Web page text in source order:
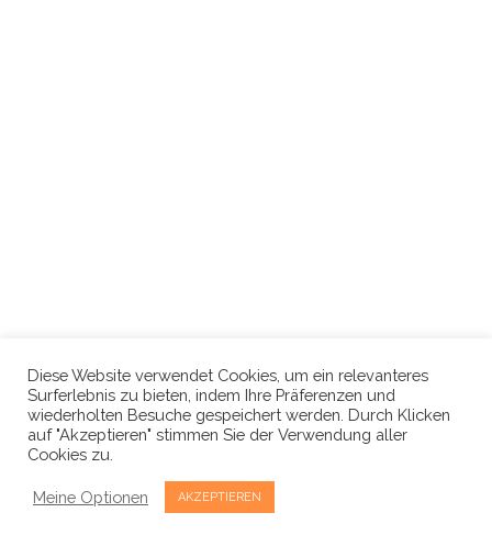
Diese Website verwendet Cookies, um ein relevanteres
Surferlebnis zu bieten, indem Ihre Präferenzen und
wiederholten Besuche gespeichert werden. Durch Klicken
auf "Akzeptieren" stimmen Sie der Verwendung aller
Cookies zu.
Meine Optionen AKZEPTIEREN